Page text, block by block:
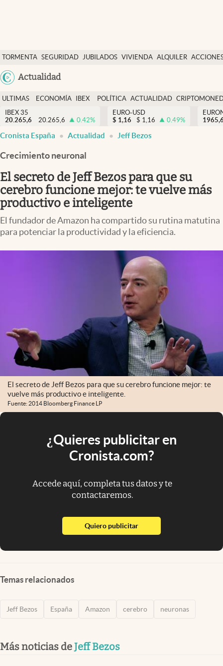
TORMENTA SEGURIDAD JUBILADOS VIVIENDA ALQUILER
USA
Actualidad
Economía y finanzas
Política
Actualidad
Criptomonedas
España
ULTIMAS
NOTICIAS
ECONOMÍA
FINANZAS
IBEX
EURO
POLÍTICA ACTUALIDAD
IBEX 35
20.265,6
20.265,6 0.42%
EURO-USD
$ 1,16 $ 1,16 0.49%
Cronista España Actualidad Jeff Bezos
Crecimiento neuronal
El secreto de Jeff Bezos para que su
cerebro funcione mejor: te vuelve más
productivo e inteligente
El fundador de Amazon ha compartido su rutina matutina
para potenciar la productividad y la eficiencia.
El secreto de Jeff Bezos para que su cerebro funcione mejor: te
vuelve más productivo e inteligente.
Fuente: 2014 Bloomberg Finance LP
¿Quieres publicitar en
Cronista.com?
Accede aquí, completa tus datos y te
contactaremos.
Quiero publicitarabre en nueva pestaña
Temas relacionados
Jeff Bezos España Amazon cerebro neuronas
Más noticias deJeff Bezos